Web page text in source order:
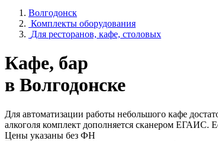
Волгодонск
Комплекты оборудования
Для ресторанов, кафе, столовых
Кафе, бар
в Волгодонске
Для автоматизации работы небольшого кафе
алкоголя комплект дополняется сканером ЕГАИС.
Цены указаны без ФН